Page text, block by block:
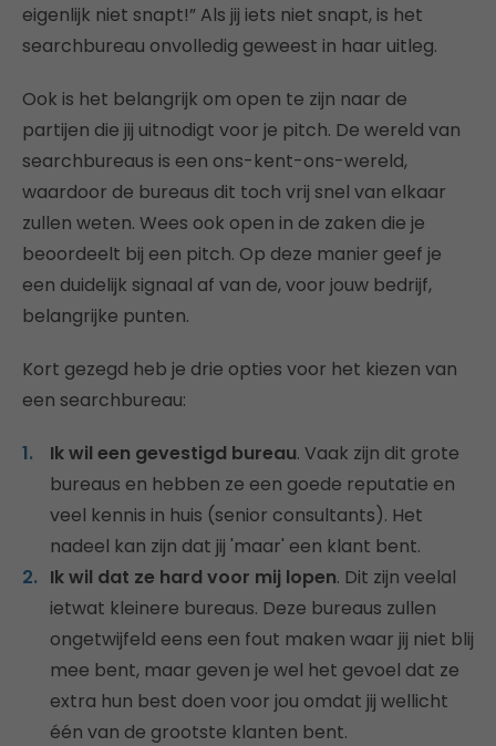
eigenlijk niet snapt!” Als jij iets niet snapt, is het
searchbureau onvolledig geweest in haar uitleg.
Ook is het belangrijk om open te zijn naar de
partijen die jij uitnodigt voor je pitch. De wereld van
searchbureaus is een ons-kent-ons-wereld,
waardoor de bureaus dit toch vrij snel van elkaar
zullen weten. Wees ook open in de zaken die je
beoordeelt bij een pitch. Op deze manier geef je
een duidelijk signaal af van de, voor jouw bedrijf,
belangrijke punten.
Kort gezegd heb je drie opties voor het kiezen van
een searchbureau:
Ik wil een gevestigd bureau. Vaak zijn dit grote
bureaus en hebben ze een goede reputatie en
veel kennis in huis (senior consultants). Het
nadeel kan zijn dat jij 'maar' een klant bent.
Ik wil dat ze hard voor mij lopen. Dit zijn veelal
ietwat kleinere bureaus. Deze bureaus zullen
ongetwijfeld eens een fout maken waar jij niet blij
mee bent, maar geven je wel het gevoel dat ze
extra hun best doen voor jou omdat jij wellicht
één van de grootste klanten bent.